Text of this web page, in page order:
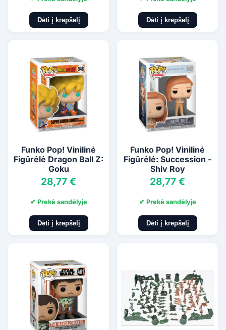
Dėti į krepšelį Dėti į krepšelį
Funko Pop! Vinilinė
Figūrėlė Dragon Ball Z:
Goku
28,77 €
✔ Prekė sandėlyje
Dėti į krepšelį
Funko Pop! Vinilinė
Figūrėlė: Succession -
Shiv Roy
28,77 €
✔ Prekė sandėlyje
Dėti į krepšelį